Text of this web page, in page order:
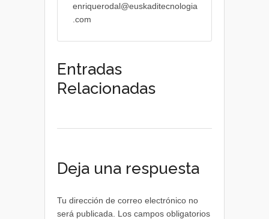
enriquerodal@euskaditecnologia
.com
Entradas
Relacionadas
Deja una respuesta
Tu dirección de correo electrónico no
será publicada.
Los campos obligatorios